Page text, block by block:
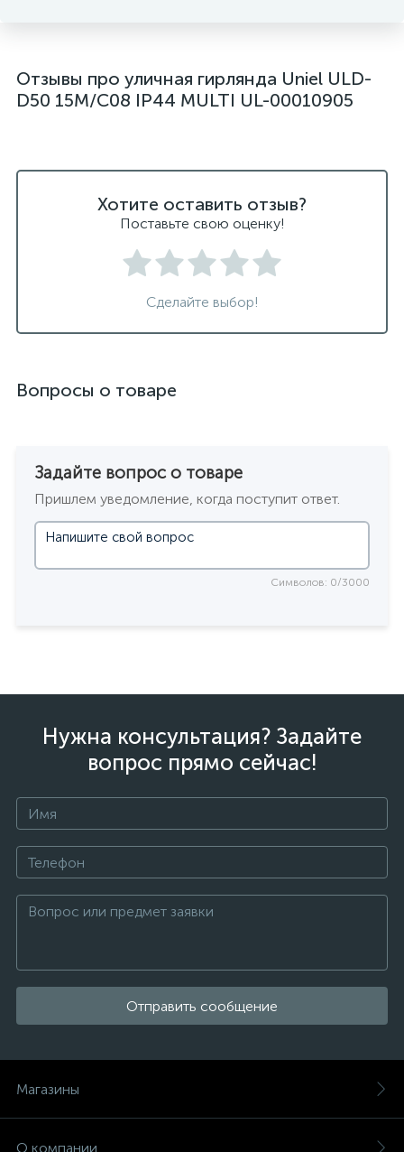
Отзывы про уличная гирлянда Uniel ULD-
D50 15M/С08 IP44 MULTI UL-00010905
Хотите оставить отзыв?
Поставьте свою оценку!
Сделайте выбор!
Вопросы о товаре
Задайте вопрос о товаре
Пришлем уведомление, когда поступит ответ.
Символов: 0/3000
Нужна консультация? Задайте
вопрос прямо сейчас!
Отправить сообщение
Магазины
О компании